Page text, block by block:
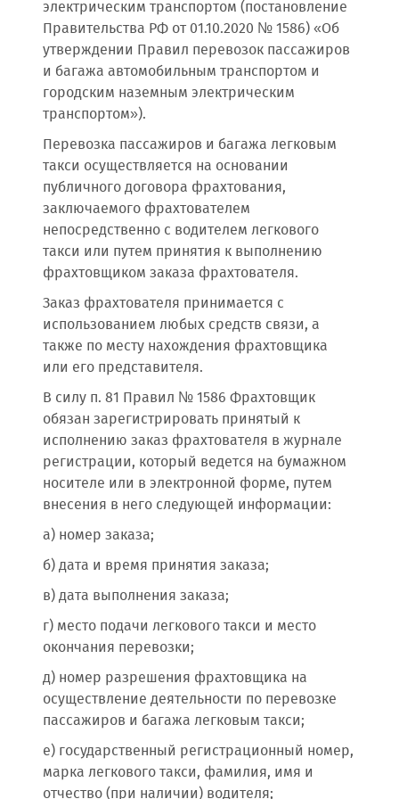
электрическим транспортом (постановление
Правительства РФ от 01.10.2020 № 1586) «Об
утверждении Правил перевозок пассажиров
и багажа автомобильным транспортом и
городским наземным электрическим
транспортом»).
Перевозка пассажиров и багажа легковым
такси осуществляется на основании
публичного договора фрахтования,
заключаемого фрахтователем
непосредственно с водителем легкового
такси или путем принятия к выполнению
фрахтовщиком заказа фрахтователя.
Заказ фрахтователя принимается с
использованием любых средств связи, а
также по месту нахождения фрахтовщика
или его представителя.
В силу п. 81 Правил № 1586 Фрахтовщик
обязан зарегистрировать принятый к
исполнению заказ фрахтователя в журнале
регистрации, который ведется на бумажном
носителе или в электронной форме, путем
внесения в него следующей информации:
а) номер заказа;
б) дата и время принятия заказа;
в) дата выполнения заказа;
г) место подачи легкового такси и место
окончания перевозки;
д) номер разрешения фрахтовщика на
осуществление деятельности по перевозке
пассажиров и багажа легковым такси;
е) государственный регистрационный номер,
марка легкового такси, фамилия, имя и
отчество (при наличии) водителя;